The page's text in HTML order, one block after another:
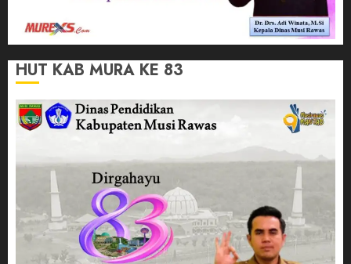
HUT KAB MURA KE 83